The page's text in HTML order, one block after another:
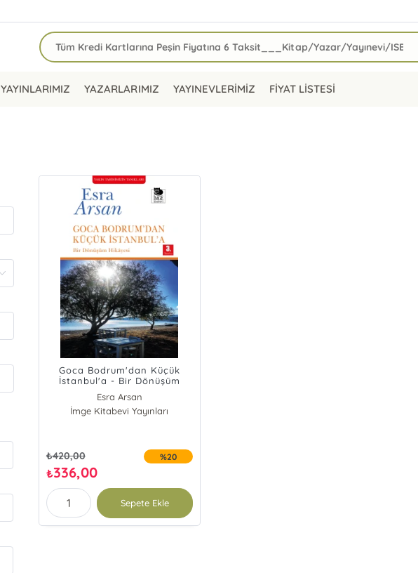
YAYINLARIMIZ YAZARLARIMIZ YAYINEVLERİMİZ FİYAT LİSTESİ
Goca Bodrum'dan Küçük
İstanbul'a - Bir Dönüşüm
Esra Arsan
İmge Kitabevi Yayınları
₺420,00
₺336,00
%20
Sepete Ekle